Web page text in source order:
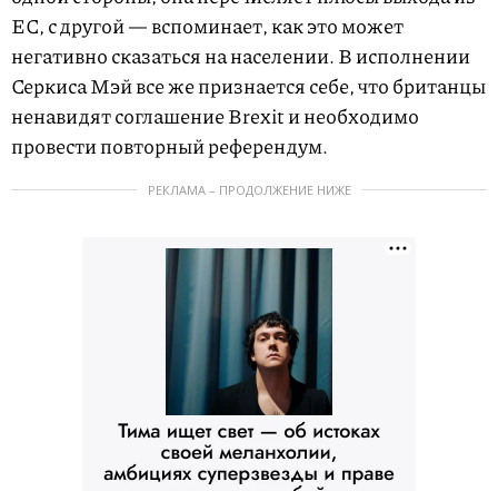
ЕС, с другой — вспоминает, как это может
негативно сказаться на населении. В исполнении
Серкиса Мэй все же признается себе, что британцы
ненавидят соглашение Brexit и необходимо
провести повторный референдум.
РЕКЛАМА – ПРОДОЛЖЕНИЕ НИЖЕ